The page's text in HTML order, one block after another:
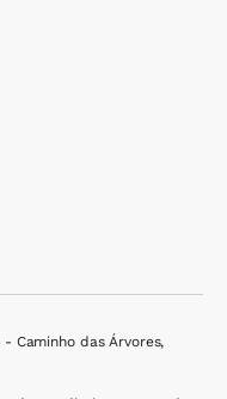
Caminho das Árvores,